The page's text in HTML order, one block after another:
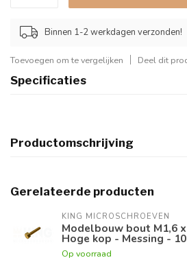
Binnen 1-2 werkdagen verzonden!
Toevoegen om te vergelijken Deel dit
Specificaties
Productomschrijving
Gerelateerde producten
KING MICROSCHROEVEN
Modelbouw bout M1,6
Hoge kop - Messing -
Op voorraad